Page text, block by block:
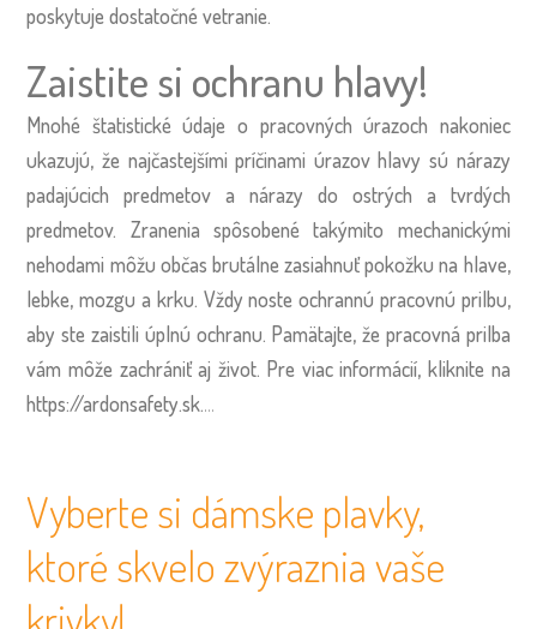
poskytuje dostatočné vetranie.
Zaistite si ochranu hlavy!
Mnohé štatistické údaje o pracovných úrazoch nakoniec
ukazujú, že najčastejšími príčinami úrazov hlavy sú nárazy
padajúcich predmetov a nárazy do ostrých a tvrdých
predmetov. Zranenia spôsobené takýmito mechanickými
nehodami môžu občas brutálne zasiahnuť pokožku na hlave,
lebke, mozgu a krku. Vždy noste ochrannú pracovnú prilbu,
aby ste zaistili úplnú ochranu. Pamätajte, že pracovná prilba
vám môže zachrániť aj život. Pre viac informácií, kliknite na
https://ardonsafety.sk.…
Vyberte si dámske plavky,
ktoré skvelo zvýraznia vaše